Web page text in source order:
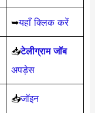
➥यहाँ क्लिक करें
📥टेलीग्राम जॉब
अपड़ेस
📥जॉइन